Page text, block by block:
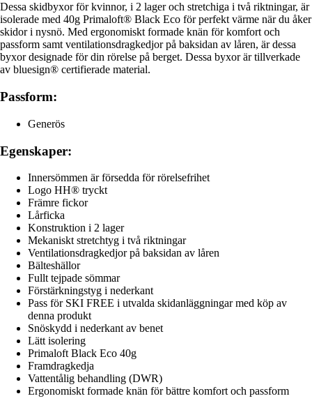
Dessa skidbyxor för kvinnor, i 2 lager och stretchiga i två riktningar, är
isolerade med 40g Primaloft® Black Eco för perfekt värme när du åker
skidor i nysnö. Med ergonomiskt formade knän för komfort och
passform samt ventilationsdragkedjor på baksidan av låren, är dessa
byxor designade för din rörelse på berget. Dessa byxor är tillverkade
av bluesign® certifierade material.
Passform:
Generös
Egenskaper:
Innersömmen är försedda för rörelsefrihet
Logo HH® tryckt
Främre fickor
Lårficka
Konstruktion i 2 lager
Mekaniskt stretchtyg i två riktningar
Ventilationsdragkedjor på baksidan av låren
Bälteshällor
Fullt tejpade sömmar
Förstärkningstyg i nederkant
Pass för SKI FREE i utvalda skidanläggningar med köp av
denna produkt
Snöskydd i nederkant av benet
Lätt isolering
Primaloft Black Eco 40g
Framdragkedja
Vattentålig behandling (DWR)
Ergonomiskt formade knän för bättre komfort och passform